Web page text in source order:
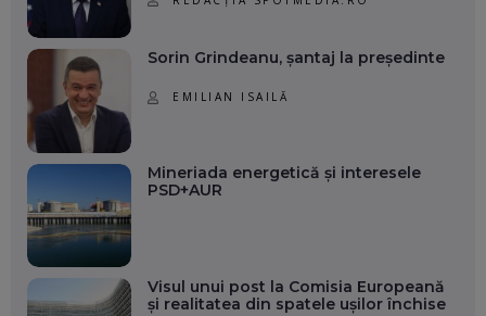
Sorin Grindeanu, șantaj la președinte
EMILIAN ISAILĂ
Mineriada energetică și interesele
PSD+AUR
Visul unui post la Comisia Europeană
și realitatea din spatele ușilor închise